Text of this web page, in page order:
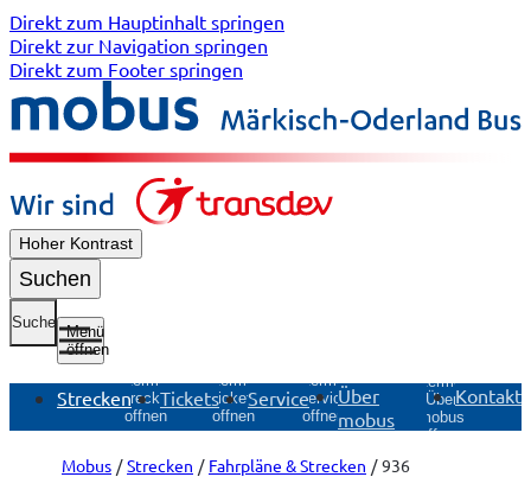
Direkt zum Hauptinhalt springen
Direkt zur Navigation springen
Direkt zum Footer springen
Hoher Kontrast
Suchen
Suche
Menü
öffnen
Strecken
Untermenü
Strecken
öffnen
Tickets
Untermenü
Tickets
öffnen
Service
Untermenü
Service
öffnen
Über
mobus
Untermenü
Über
mobus
öffnen
Kontakt
Mobus Strecken Fahrpläne & Strecken 936